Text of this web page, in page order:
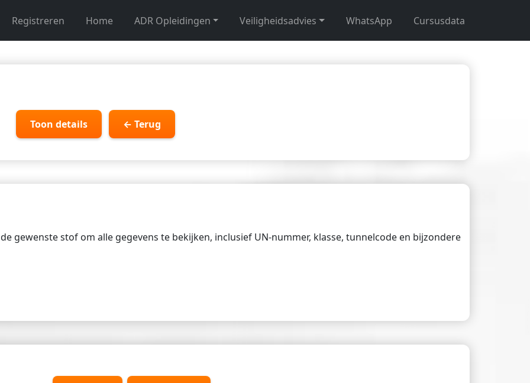
Registreren Home ADR Opleidingen Veiligheidsadvies WhatsApp Cursusdata
Toon details ← Terug
gewenste stof om alle gegevens te bekijken, inclusief UN-nummer, klasse, tunnelcode en bijzondere